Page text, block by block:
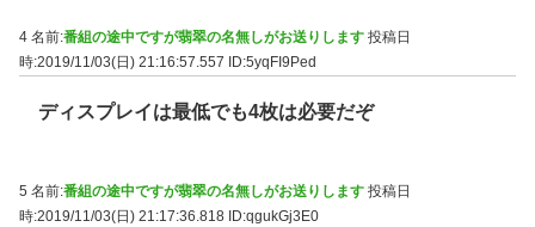
4 名前:番組の途中ですが翡翠の名無しがお送りします 投稿日
時:2019/11/03(日) 21:16:57.557
ID:5yqFI9Ped
ディスプレイは最低でも4枚は必要だぞ
5 名前:番組の途中ですが翡翠の名無しがお送りします 投稿日
時:2019/11/03(日) 21:17:36.818 ID:qgukGj3E0